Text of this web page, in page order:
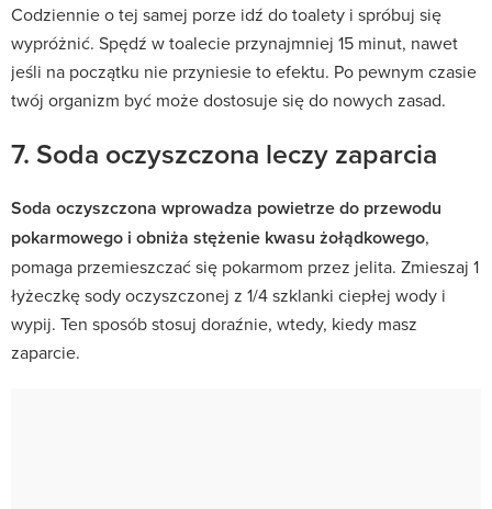
Codziennie o tej samej porze idź do toalety i spróbuj się
wypróżnić. Spędź w toalecie przynajmniej 15 minut, nawet
jeśli na początku nie przyniesie to efektu. Po pewnym czasie
twój organizm być może dostosuje się do nowych zasad.
7. Soda oczyszczona leczy zaparcia
Soda oczyszczona wprowadza powietrze do przewodu
pokarmowego i obniża stężenie kwasu żołądkowego,
pomaga przemieszczać się pokarmom przez jelita. Zmieszaj 1
łyżeczkę sody oczyszczonej z 1/4 szklanki ciepłej wody i
wypij. Ten sposób stosuj doraźnie, wtedy, kiedy masz
zaparcie.